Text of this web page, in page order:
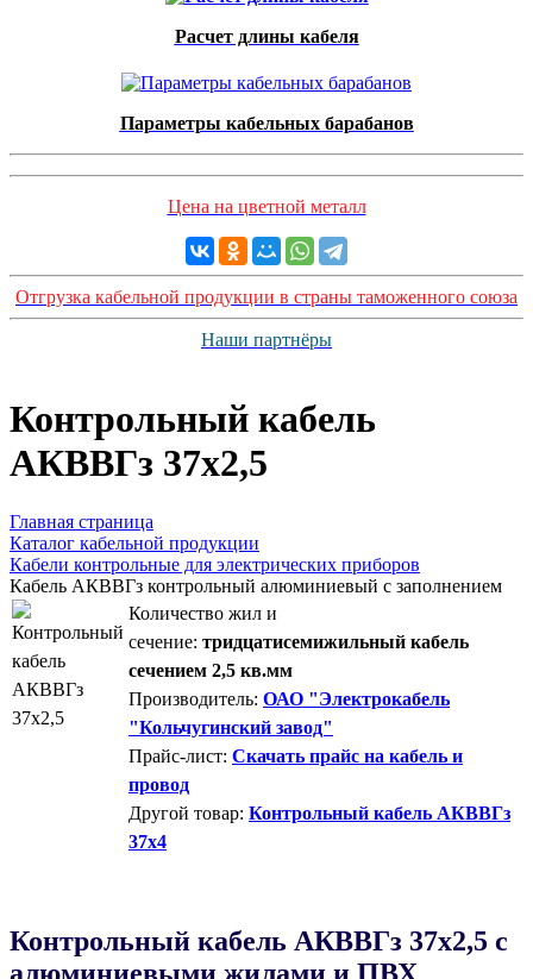
Расчет длины кабеля
Параметры кабельных барабанов
Цена на цветной металл
Отгрузка кабельной продукции в страны таможенного союза
Наши партнёры
Контрольный кабель
AКВВГз 37х2,5
Главная страница
Каталог кабельной продукции
Кабели контрольные для электрических приборов
Кабель АКВВГз контрольный алюминиевый с заполнением
Количество жил и
сечение: тридцатисемижильный кабель
сечением 2,5 кв.мм
Производитель: ОАО "Электрокабель
"Кольчугинский завод"
Прайс-лист: Скачать прайс на кабель и
провод
Другой товар: Контрольный кабель АКВВГз
37х4
Контрольный кабель AКВВГз 37х2,5 с
алюминиевыми жилами и ПВХ